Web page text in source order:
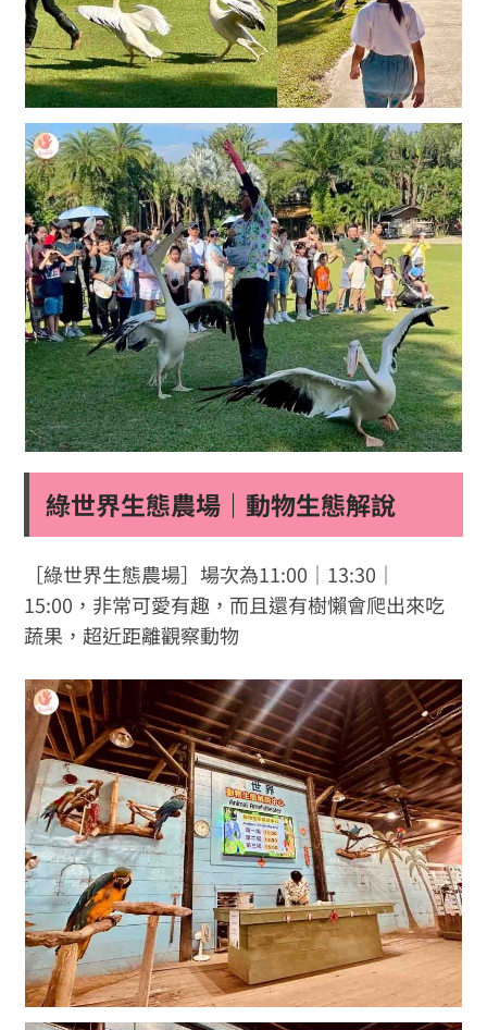
綠世界生態農場｜動物生態解說
［綠世界生態農場］場次為11:00｜13:30｜
15:00，非常可愛有趣，而且還有樹懶會爬出來吃
蔬果，超近距離觀察動物